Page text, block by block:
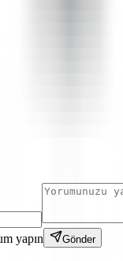
yapın Gönder